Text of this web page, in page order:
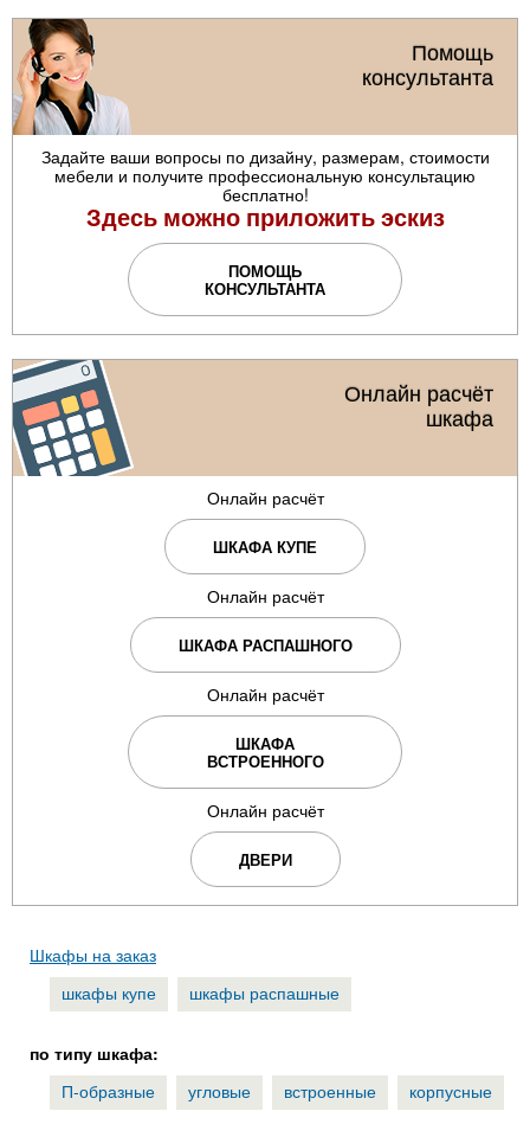
Помощь
консультанта
Задайте ваши вопросы по дизайну, размерам, стоимости
мебели и получите профессиональную консультацию
бесплатно!
Здесь можно приложить эскиз
ПОМОЩЬ
КОНСУЛЬТАНТА
Онлайн расчёт
шкафа
Онлайн расчёт
ШКАФА КУПЕ
Онлайн расчёт
ШКАФА РАСПАШНОГО
Онлайн расчёт
ШКАФА
ВСТРОЕННОГО
Онлайн расчёт
ДВЕРИ
Шкафы на заказ
шкафы купе
шкафы распашные
по типу шкафа:
П-образные
угловые встроенные корпусные